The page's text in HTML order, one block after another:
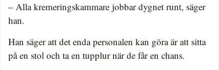
– Alla kremeringskammare jobbar dygnet runt, säger
han.
Han säger att det enda personalen kan göra är att sitta
på en stol och ta en tupplur när de får en chans.